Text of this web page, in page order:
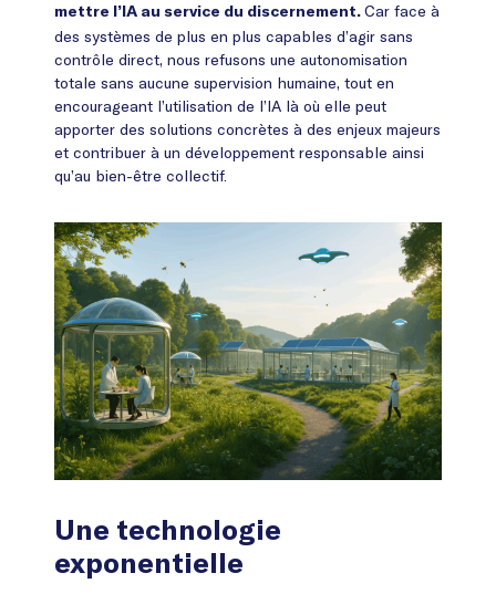
mettre l’IA au service du discernement.Car face à
des systèmes de plus en plus capables d’agir sans
contrôle direct, nous refusons une autonomisation
totale sans aucune supervision humaine, tout en
encourageant l’utilisation de l’IA là où elle peut
apporter des solutions concrètes à des enjeux majeurs
et contribuer à un développement responsable ainsi
qu’au bien-être collectif.
Une technologie
exponentielle